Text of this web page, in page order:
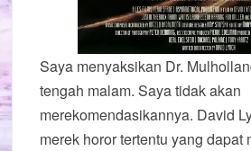
Saya menyaksikan Dr.
tengah malam. Saya tidak akan
merekomendasikannya. David
merek horor tertentu yang dapat